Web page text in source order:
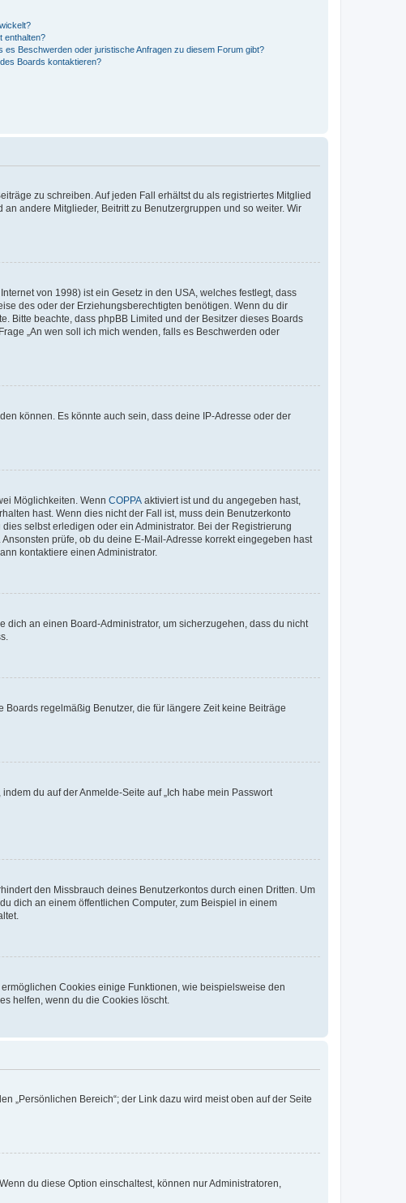
enthalten?
es Beschwerden oder juristische Anfragen zu diesem Forum gibt?
Boards kontaktieren?
zu schreiben. Auf jeden Fall erhältst du als registriertes Mitglied
andere Mitglieder, Beitritt zu Benutzergruppen und so weiter. Wir
von 1998) ist ein Gesetz in den USA, welches festlegt, dass
des oder der Erziehungsberechtigten benötigen. Wenn du dir
Bitte beachte, dass phpBB Limited und der Besitzer dieses Boards
„An wen soll ich mich wenden, falls es Beschwerden oder
können. Es könnte auch sein, dass deine IP-Adresse oder der
Möglichkeiten. Wenn COPPA aktiviert ist und du angegeben hast,
hast. Wenn dies nicht der Fall ist, muss dein Benutzerkonto
selbst erledigen oder ein Administrator. Bei der Registrierung
prüfe, ob du deine E-Mail-Adresse korrekt eingegeben hast
kontaktiere einen Administrator.
an einen Board-Administrator, um sicherzugehen, dass du nicht
regelmäßig Benutzer, die für längere Zeit keine Beiträge
du auf der Anmelde-Seite auf „Ich habe mein Passwort
den Missbrauch deines Benutzerkontos durch einen Dritten. Um
dich an einem öffentlichen Computer, zum Beispiel in einem
Cookies einige Funktionen, wie beispielsweise den
helfen, wenn du die Cookies löscht.
„Persönlichen Bereich“; der Link dazu wird meist oben auf der Seite
du diese Option einschaltest, können nur Administratoren,